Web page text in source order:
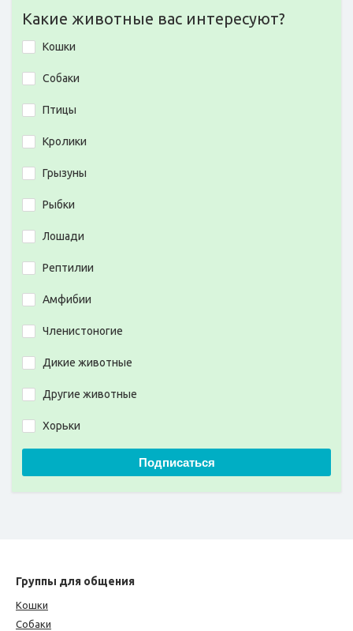
Какие животные вас интересуют?
Кошки
Собаки
Птицы
Кролики
Грызуны
Рыбки
Лошади
Рептилии
Амфибии
Членистоногие
Дикие животные
Другие животные
Хорьки
Подписаться
Группы для общения
Кошки
Собаки